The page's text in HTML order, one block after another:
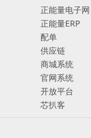
正能量电子网
正能量ERP
配单
供应链
商城系统
官网系统
开放平台
芯扒客